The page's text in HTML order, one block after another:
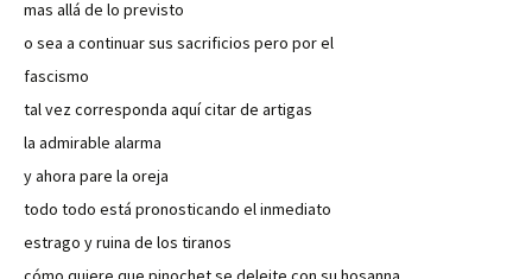
mas allá de lo previsto
o sea a continuar sus sacrificios pero por el
fascismo
tal vez corresponda aquí citar de artigas
la admirable alarma
y ahora pare la oreja
todo todo está pronosticando el inmediato
estrago y ruina de los tiranos